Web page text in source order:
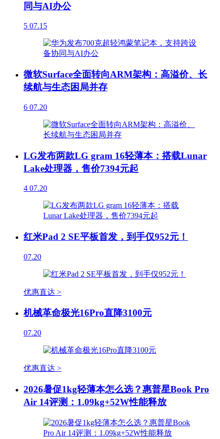
同与AI办公
5 07.15
微软Surface全面转向ARM架构：高溢价、长
续航与生态困局并存
6 07.20
LG发布两款LG gram 16轻薄本：搭载Lunar
Lake处理器，售价7394元起
4 07.20
红米Pad 2 SE平板首发，到手仅952元！
07.20
优惠直达 >
机械革命极光16Pro直降3100元
07.20
优惠直达 >
2026暑促1kg轻薄本怎么选？惠普星Book Pro
Air 14评测：1.09kg+52W性能释放